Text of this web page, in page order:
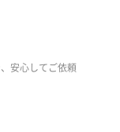
安心してご依頼